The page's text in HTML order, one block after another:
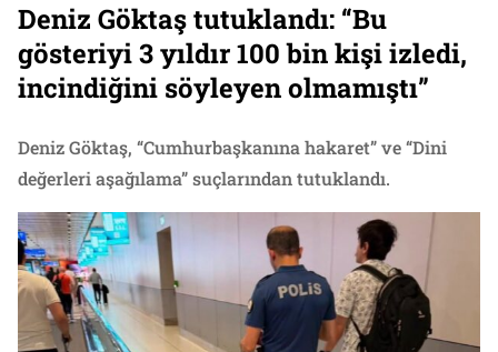
Deniz Göktaş tutuklandı: “Bu
gösteriyi 3 yıldır 100 bin kişi izledi,
incindiğini söyleyen olmamıştı”
Deniz Göktaş, “Cumhurbaşkanına hakaret” ve “Dini
değerleri aşağılama” suçlarından tutuklandı.